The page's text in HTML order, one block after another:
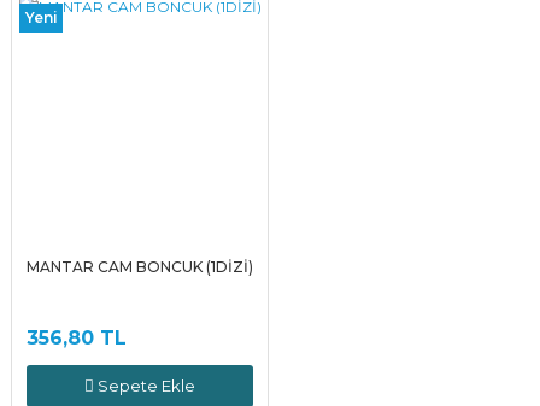
Yeni
MANTAR CAM BONCUK (1DİZİ)
356,80 TL
Sepete Ekle